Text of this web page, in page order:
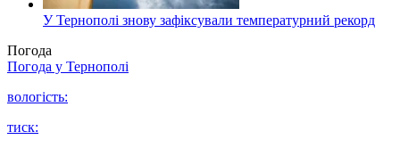
У Тернополі знову зафіксували температурний рекорд
Погода
Погода у Тернополі
вологість:
тиск: